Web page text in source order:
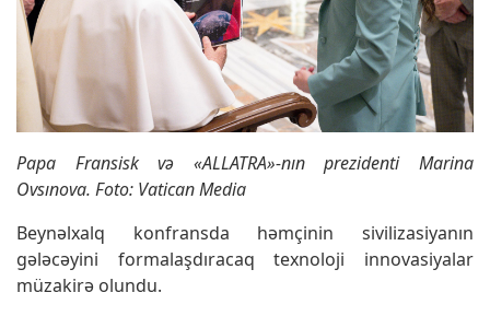
Papa Fransisk və «ALLATRA»-nın prezidenti Marina
Ovsınova. Foto: Vatican Media
Beynəlxalq konfransda həmçinin sivilizasiyanın
gələcəyini formalaşdıracaq texnoloji innovasiyalar
müzakirə olundu.